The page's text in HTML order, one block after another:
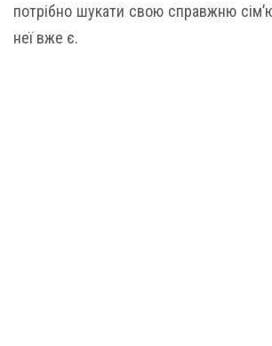
потрібно шукати свою справжню
неї вже є.